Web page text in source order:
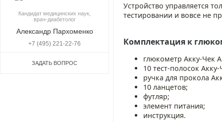
Кандидат медицинских наук,
врач-диабетолог
Александр Пархоменко
+7 (495) 221-22-76
ЗАДАТЬ ВОПРОС
Устройство управляется
тестировании и вовсе не
Комплектация к
глюкометр Акку-Чек
10 тест-полосок
ручка для прокола
10 ланцетов;
футляр;
элемент питания;
инструкция.